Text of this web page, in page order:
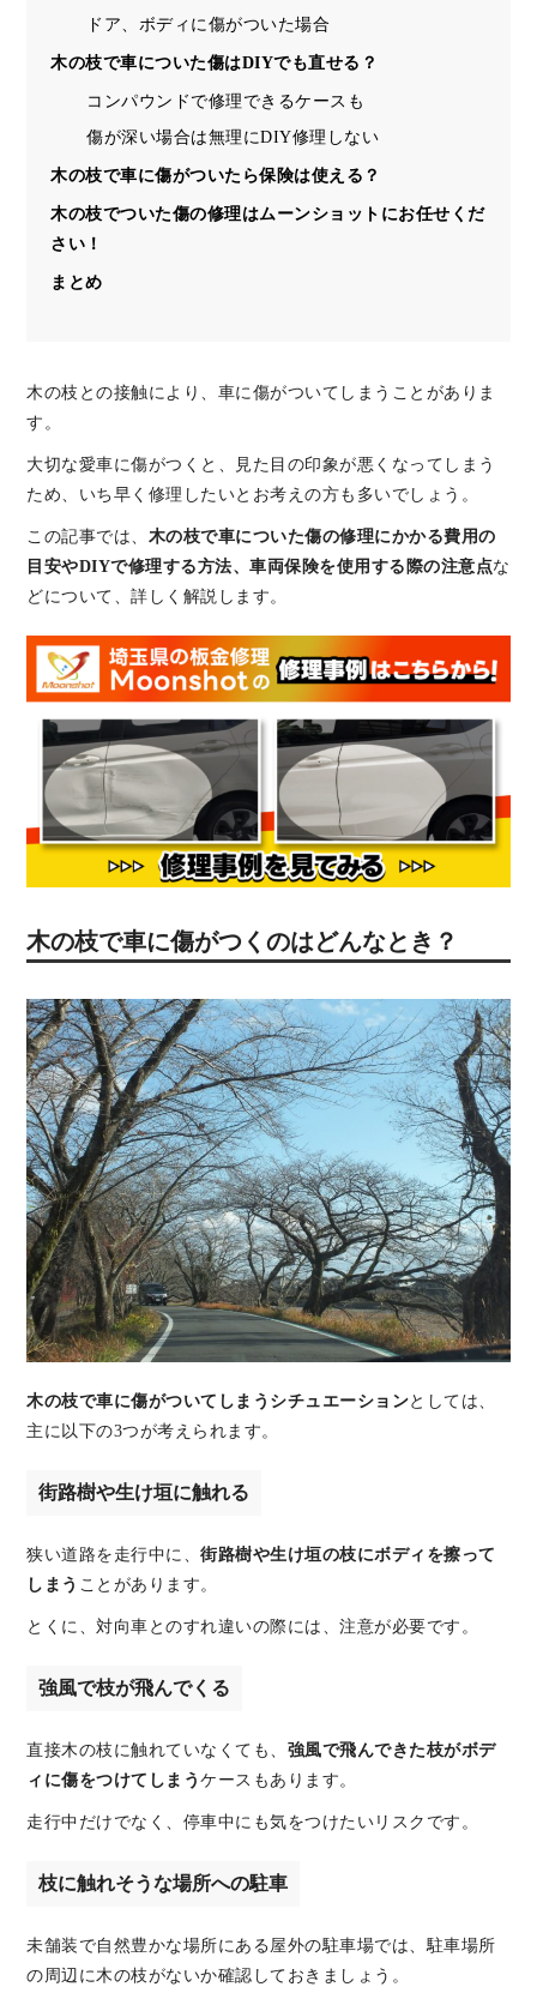
ドア、ボディに傷がついた場合
木の枝で車についた傷はDIYでも直せる？
コンパウンドで修理できるケースも
傷が深い場合は無理にDIY修理しない
木の枝で車に傷がついたら保険は使える？
木の枝でついた傷の修理はムーンショットにお任せくだ
さい！
まとめ
木の枝との接触により、車に傷がついてしまうことがありま
す。
大切な愛車に傷がつくと、見た目の印象が悪くなってしまう
ため、いち早く修理したいとお考えの方も多いでしょう。
この記事では、 木の枝で車についた傷の修理にかかる費用の
目安やDIYで修理する方法、車両保険を使用する際の注意点な
どについて、詳しく解説します。
木の枝で車に傷がつくのはどんなとき？
木の枝で車に傷がついてしまうシチュエーションとしては、
主に以下の3つが考えられます。
街路樹や生け垣に触れる
狭い道路を走行中に、 街路樹や生け垣の枝にボディを擦って
しまう ことがあります。
とくに、対向車とのすれ違いの際には、注意が必要です。
強風で枝が飛んでくる
直接木の枝に触れていなくても、 強風で飛んできた枝がボデ
ィに傷をつけてしまう ケースもあります。
走行中だけでなく、停車中にも気をつけたいリスクです。
枝に触れそうな場所への駐車
未舗装で自然豊かな場所にある屋外の駐車場では、駐車場所
の周辺に木の枝がないか確認しておきましょう。